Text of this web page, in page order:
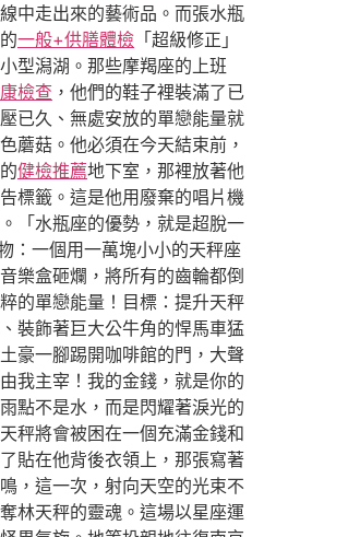
中走出來的藝術品。而張水瓶
一般+供膳體檢 「超級修正」
型潟湖。那些摩羯座的上班
檢查 ，他們的鞋子裡裝滿了已
已久、無處安放的單戀能量就
蘑菇。他必須在今天結束前，
健檢推薦地下室，那裡放著他
標籤。這是他用廢棄的唱片機
「水瓶座的優勢，就是超脫一
：一個用一萬塊小小的天秤座
樂盒砸爛，將所有的齒輪都倒
的單戀能量！目標：提升天秤
裝飾著巨大公牛角的悍馬車猛
豪一腳踢開咖啡館的門，大聲
我主宰！我的金錢，就是你的
點不是水，而是閃耀著淚光的
秤將會被困在一個充滿金錢和
貼在他背後衣領上，那張寫著
，這一次，射向天空的光束不
林天秤的靈魂。這場以星座運